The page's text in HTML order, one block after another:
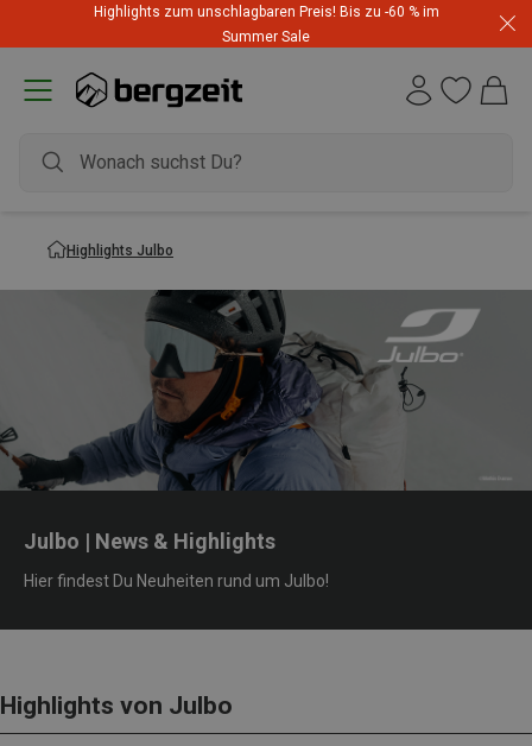
Highlights zum unschlagbaren Preis! Bis zu -60 % im
Summer Sale
Highlights Julbo
Julbo | News & Highlights
Hier findest Du Neuheiten rund um Julbo!
Highlights von Julbo